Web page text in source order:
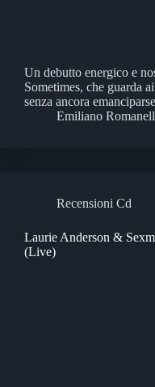
Un debutto energico e
Sometimes, che guarda
senza ancora
Emiliano
Recensioni Cd
Laurie Anderson &
(Live)